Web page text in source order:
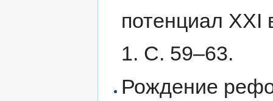
потенциал XXI
1. С. 59–63.
Рождение